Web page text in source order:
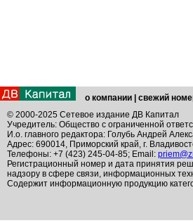
о компании свежий
© 2000-2025 Сетевое издание ДВ Капитал
Учредитель: Общество с ограниченной
И.о. главного редактора: Голубь Андрей
Адрес: 690014, Приморский край, г.
Телефоны: +7 (423) 245-04-85; Email:
Регистрационный номер и дата принятия
надзору в сфере связи, информационных
Содержит информационную продукцию